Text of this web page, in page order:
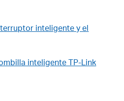
inteligente y el
inteligente TP-Link